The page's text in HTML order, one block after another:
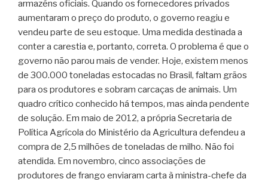
armazéns oficiais. Quando os fornecedores privados
aumentaram o preço do produto, o governo reagiu e
vendeu parte de seu estoque. Uma medida destinada a
conter a carestia e, portanto, correta. O problema é que o
governo não parou mais de vender. Hoje, existem menos
de 300.000 toneladas estocadas no Brasil, faltam grãos
para os produtores e sobram carcaças de animais. Um
quadro crítico conhecido há tempos, mas ainda pendente
de solução. Em maio de 2012, a própria Secretaria de
Política Agrícola do Ministério da Agricultura defendeu a
compra de 2,5 milhões de toneladas de milho. Não foi
atendida. Em novembro, cinco associações de
produtores de frango enviaram carta à ministra-chefe da